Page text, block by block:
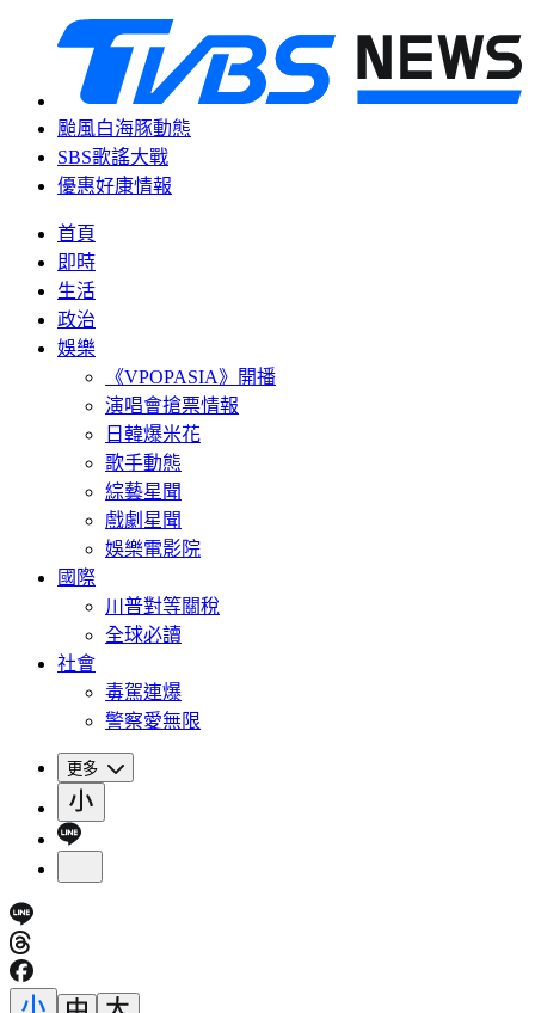
颱風白海豚動態
SBS歌謠大戰
優惠好康情報
首頁
即時
生活
政治
娛樂
《VPOPASIA》開播
演唱會搶票情報
日韓爆米花
歌手動態
綜藝星聞
戲劇星聞
娛樂電影院
國際
川普對等關稅
全球必讀
社會
毒駕連爆
警察愛無限
更多